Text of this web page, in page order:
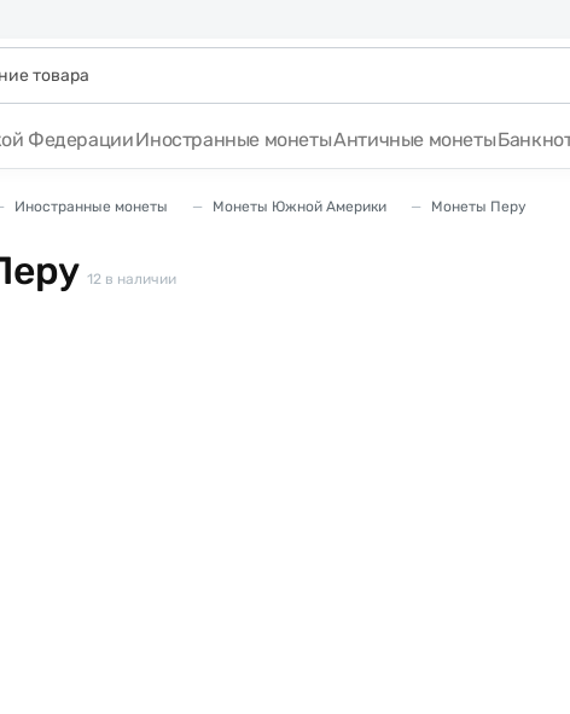
ФедерацииИностранные монетыАнтичные монеты
Иностранные монеты Монеты Южной Америки Монеты Перу
12 в наличии